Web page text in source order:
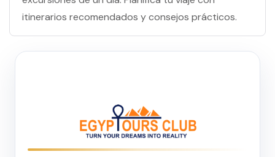
itinerarios recomendados y consejos prácticos.